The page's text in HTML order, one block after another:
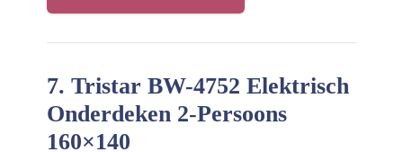
7. Tristar BW-4752 Elektrisch
Onderdeken 2-Persoons
160×140